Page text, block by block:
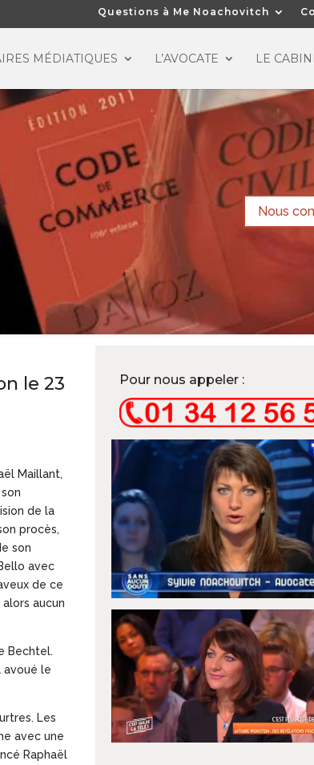
Questions à Me Noachovitch
MÉDIATIQUES L’AVOCATE LE
Nous
le 23
Maillant,
de la
procès,
son
avec
de ce
aucun
Bechtel.
avoué le
Les
avec une
Raphaël
Pour nous appeler :